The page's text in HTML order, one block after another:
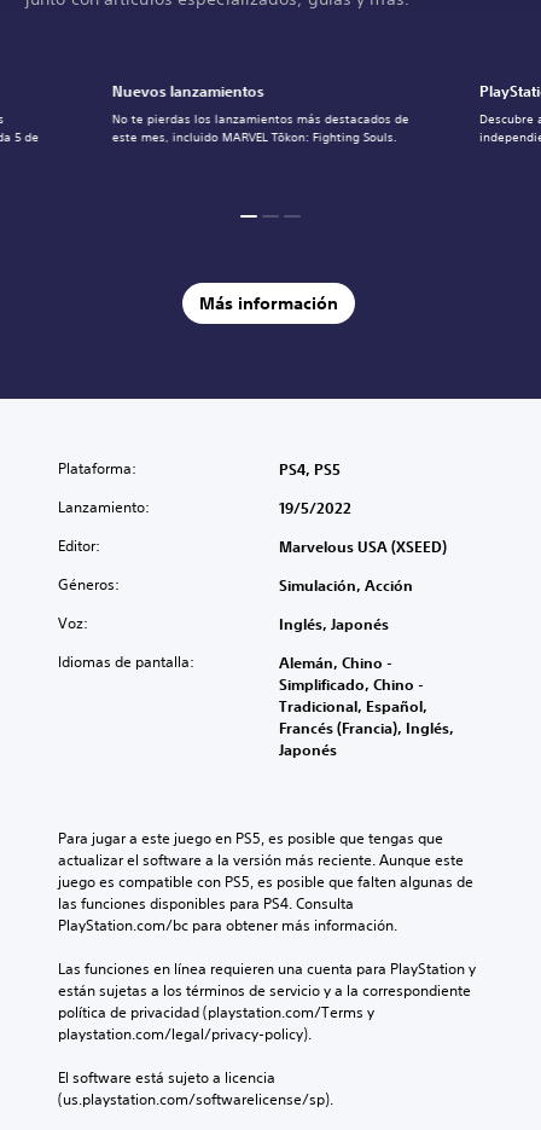
Nuevos lanzamientos
No te pierdas los lanzamientos más destacados de
este mes, incluido MARVEL Tōkon: Fighting Souls.
Descubre
5 de
Más información
Plataforma: PS4, PS5
Lanzamiento: 19/5/2022
Editor: Marvelous USA (XSEED)
Géneros: Simulación, Acción
Voz: Inglés, Japonés
Idiomas de pantalla:
Alemán, Chino -
Simplificado, Chino -
Tradicional, Español,
Francés (Francia), Inglés,
Japonés
Para jugar a este juego en PS5, es posible que tengas que
actualizar el software a la versión más reciente. Aunque este
juego es compatible con PS5, es posible que falten algunas de
las funciones disponibles para PS4. Consulta
PlayStation.com/bc para obtener más información.
Las funciones en línea requieren una cuenta para PlayStation y
están sujetas a los términos de servicio y a la correspondiente
política de privacidad (playstation.com/Terms y
playstation.com/legal/privacy-policy).
El software está sujeto a licencia
(us.playstation.com/softwarelicense/sp).